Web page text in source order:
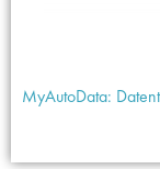
MyAutoData: